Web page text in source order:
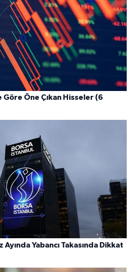
Öne Çıkan Hisseler (6
Yabancı Takasında Dikkat